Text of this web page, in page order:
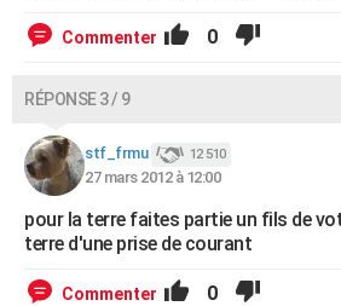
Commenter 0
RÉPONSE 3 / 9
stf_frmu 12 510
27 mars 2012 à 12:00
pour la terre faites partie un fils de
terre d'une prise de courant
Commenter 0